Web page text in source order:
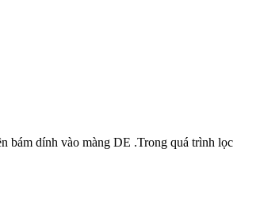
bám dính vào màng DE .Trong quá trình lọc